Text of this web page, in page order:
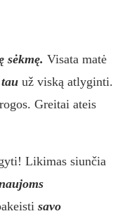
sėkmę. Visata matė
tau už viską atlyginti.
Greitai ateis
Likimas siunčia
savo